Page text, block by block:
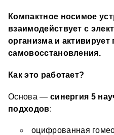
Компактное носимое
взаимодействует с
организма и
самовосстановления.
Как это работает?
Основа — синергия 5
подходов:
оцифрованная